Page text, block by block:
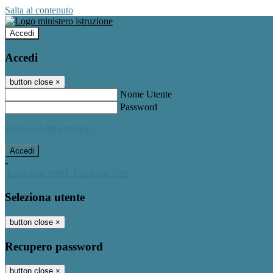
Salta al contenuto
Accedi
Accedi
button close ×
Nome Utente
Password
-
Seleziona utente
button close ×
Recupero password
button close ×